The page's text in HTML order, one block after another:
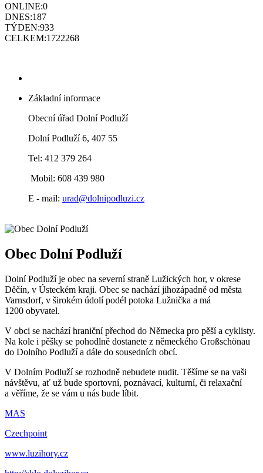
ONLINE:0
DNES:187
TÝDEN:933
CELKEM:1722268
Základní informace
Obecní úřad Dolní Podluží
Dolní Podluží 6, 407 55
Tel: 412 379 264
Mobil: 608 439 980
E - mail: urad@dolnipodluzi.cz
Obec Dolní Podluží
Dolní Podluží je obec na severní straně Lužických hor, v okrese
Děčín, v Ústeckém kraji. Obec se nachází jihozápadně od města
Varnsdorf, v širokém údolí podél potoka Lužnička a má
1200 obyvatel.
V obci se nachází hraniční přechod do Německa pro pěší a cyklisty.
Na kole i pěšky se pohodlně dostanete z německého Großschönau
do Dolního Podluží a dále do sousedních obcí.
V Dolním Podluží se rozhodně nebudete nudit. Těšíme se na vaši
návštěvu, ať už bude sportovní, poznávací, kulturní, či relaxační
a věříme, že se vám u nás bude líbit.
MAS
Czechpoint
www.luzihory.cz